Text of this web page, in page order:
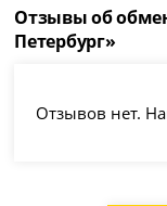
Отзывы об
Петербург»
Отзывов нет.